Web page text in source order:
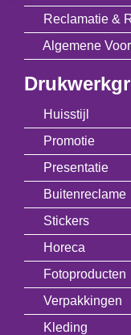
Reclamatie &
Algemene
Huisstijl
Promotie
Presentatie
Buitenreclame
Stickers
Horeca
Fotoproducten
Verpakkingen
Kleding